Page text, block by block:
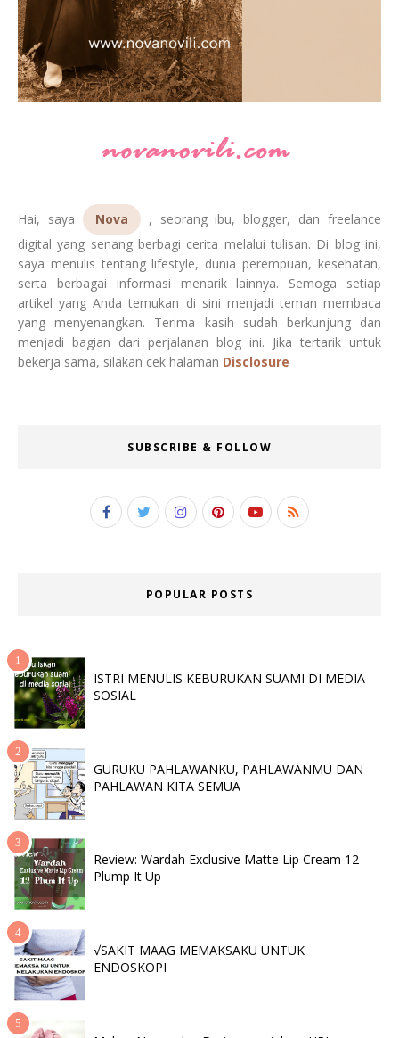
Hai, saya Nova
, seorang ibu, blogger, dan freelance
digital yang senang berbagi cerita melalui tulisan. Di blog ini,
saya menulis tentang lifestyle, dunia perempuan, kesehatan,
serta berbagai informasi menarik lainnya. Semoga setiap
artikel yang Anda temukan di sini menjadi teman membaca
yang menyenangkan. Terima kasih sudah berkunjung dan
menjadi bagian dari perjalanan blog ini. Jika tertarik untuk
bekerja sama, silakan cek halaman Disclosure
SUBSCRIBE & FOLLOW
POPULAR POSTS
ISTRI MENULIS KEBURUKAN SUAMI DI MEDIA
SOSIAL
GURUKU PAHLAWANKU, PAHLAWANMU DAN
PAHLAWAN KITA SEMUA
Review: Wardah Exclusive Matte Lip Cream 12
Plump It Up
√SAKIT MAAG MEMAKSAKU UNTUK
ENDOSKOPI